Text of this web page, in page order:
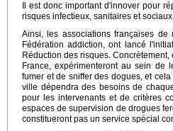
Il est donc important d'innover pour
risques infectieux, sanitaires et
Ainsi, les associations françaises
Fédération addiction, ont lancé
Réduction des risques.
France, expérimenteront au sein de
fumer et de sniffer des dogues, et
ville dépendra des besoins de
pour les intervenants et de critères
espaces de supervision de drogues
constitueront pas un service spécial